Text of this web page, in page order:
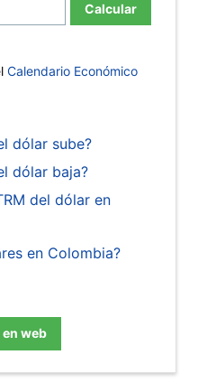
Calcular
Calendario Económico
dólar sube?
dólar baja?
del dólar en
en Colombia?
web